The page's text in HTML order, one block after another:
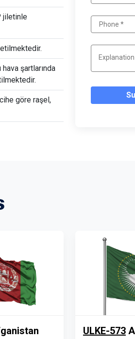
jiletinle
şartlarında
göre raşel,
ULKE-573